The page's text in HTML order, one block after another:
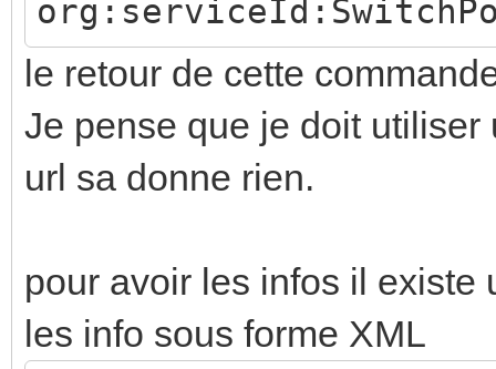
le retour de cette
Je pense que je doit
url sa donne rien.
pour avoir les infos il existe
les info sous forme XML